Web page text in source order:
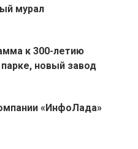
мурал
к 300-летию
новый завод
«ИнфоЛада»